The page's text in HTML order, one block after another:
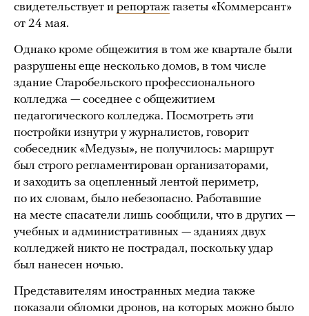
свидетельствует и репортаж газеты «Коммерсант»
от 24 мая.
Однако кроме общежития в том же квартале были
разрушены еще несколько домов, в том числе
здание Старобельского профессионального
колледжа — соседнее с общежитием
педагогического колледжа. Посмотреть эти
постройки изнутри у журналистов, говорит
собеседник «Медузы», не получилось: маршрут
был строго регламентирован организаторами,
и заходить за оцепленный лентой периметр,
по их словам, было небезопасно. Работавшие
на месте спасатели лишь сообщили, что в других —
учебных и административных — зданиях двух
колледжей никто не пострадал, поскольку удар
был нанесен ночью.
Представителям иностранных медиа также
показали обломки дронов, на которых можно было